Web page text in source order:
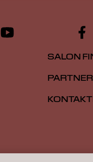
SALON